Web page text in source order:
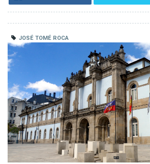
JOSÉ TOMÉ ROCA